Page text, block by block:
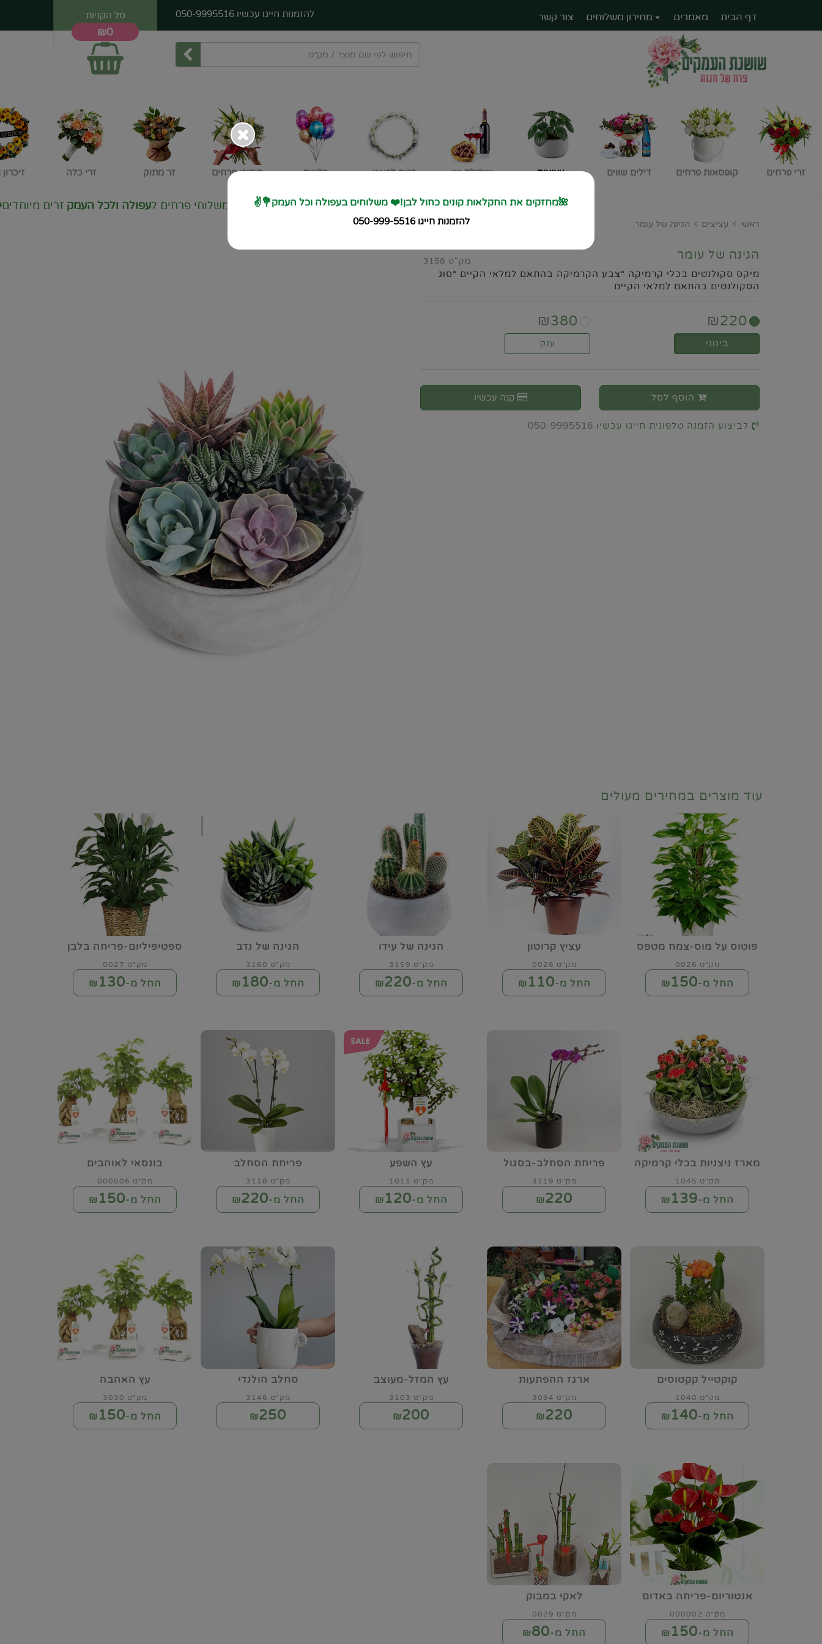
סל הקניות
₪0
להזמנות חייגו עכשיו 050-9995516 דף הבית מאמרים מחירון משלוחים צור קשר
זרי פרחים קופסאות פרחים דילים שווים עציצים שוקולד ויין זרים לראש בלונים סידורי פרחים זר מתוק זרי כלה
🚙 מחזקים את החקלאות קונים כחול לבן משלוחי פרחים לעפולה ולכל העמק זרים מיוחדים❤️
ראשי עציצים הגינה של עומר
הגינה של עומר מק"ט 3158
מיקס סקולנטים בכלי קרמיקה *צבע הקרמיקה בהתאם למלאי הקיים *סוג
הסקולנטים בהתאם למלאי הקיים
₪220
₪380
בינוני ענק
הוסף לסל קנה עכשיו
לביצוע הזמנה טלפונית חייגו עכשיו 050-9995516
עוד מוצרים במחירים מעולים
פוטוס על מוס-צמח מטפס
מק"ט 0026
החל מ-₪150
עציץ קרוטון
מק"ט 0028
החל מ-₪110
הגינה של עידו
מק"ט 3159
החל מ-₪220
הגינה של נדב
מק"ט 3160
החל מ-₪180
ספטיפיליום-פריחה בלבן
מק"ט 0027
החל מ-₪130
מארז ניצניות בכלי קרמיקה
מק"ט 1045
החל מ-₪139
פריחת הסחלב-בסגול
מק"ט 3119
₪220
עץ השפע
מק"ט 1011
החל מ-₪120
פריחת הסחלב
מק"ט 3118
החל מ-₪220
בונסאי לאוהבים
מק"ט 000006
החל מ-₪150
קוקטייל קקטוסים
מק"ט 1040
החל מ-₪140
ארגז ההפתעות
מק"ט 3094
₪220
עץ המזל-מעוצב
מק"ט 3103
₪200
סחלב הולנדי
מק"ט 3146
₪250
עץ האהבה
מק"ט 3030
החל מ-₪150
אנטוריום-פריחה באדום
מק"ט 000002
החל מ-₪150
לאקי במבוק
מק"ט 0029
החל מ-₪80
🌺מחזקים את החקלאות קונים כחול לבן!❤️ משלוחים בעפולה וכל העמק💐✌️
להזמנות חייגו 050-999-5516